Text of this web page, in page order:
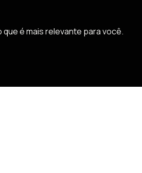
é mais relevante para você.